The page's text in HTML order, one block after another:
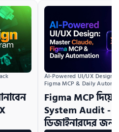
AI-Powered UI/UX Design:
Figma MCP & Daily
Figma MCP
System Audit -
ডিজাইনারদের জন্য